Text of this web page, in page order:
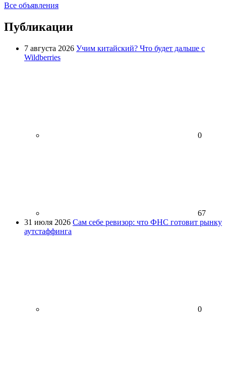
Все объявления
Публикации
7 августа 2026 Учим китайский? Что будет дальше с
Wildberries
0
67
31 июля 2026 Сам себе ревизор: что ФНС готовит рынку
аутстаффинга
0